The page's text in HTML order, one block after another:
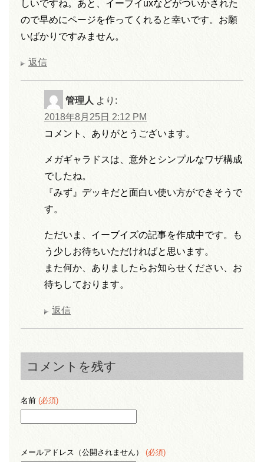
しいですね。あと、イーブイuxなどがついかされた
ので早めにページを作ってくれると幸いです。お願
いばかりですみません。
返信
管理人 より:
2018年8月25日 2:12 PM
コメント、ありがとうございます。
メガギャラドスは、意外とシンプルなワザ構成
でしたね。
『みず』デッキだと面白い使い方ができそうで
す。
ただいま、イーブイズの記事を作成中です。も
う少しお待ちいただければと思います。
また何か、ありましたらお知らせください、お
待ちしております。
返信
コメントを残す
名前 (必須)
メールアドレス（公開されません） (必須)